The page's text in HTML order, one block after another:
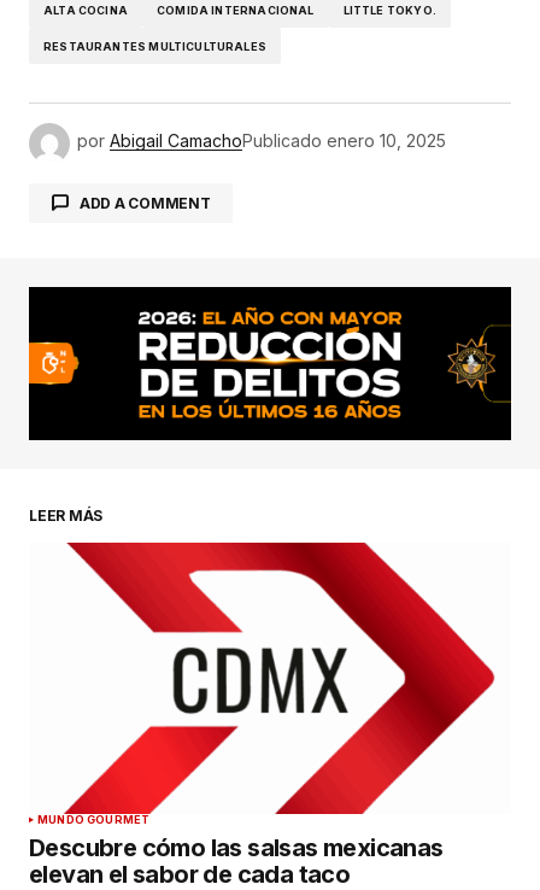
ALTA COCINA COMIDA INTERNACIONAL LITTLE TOKYO.
RESTAURANTES MULTICULTURALES
por Abigail CamachoPublicado enero 10, 2025
ADD A COMMENT
conectado
LEER MÁS
MUNDO GOURMET
Descubre cómo las salsas mexicanas
elevan el sabor de cada taco